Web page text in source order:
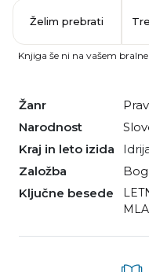
Žanr
Narodnost
Kraj in leto izida
Založba
Ključne besede
Želim prebrati
Knjiga še ni na vašem